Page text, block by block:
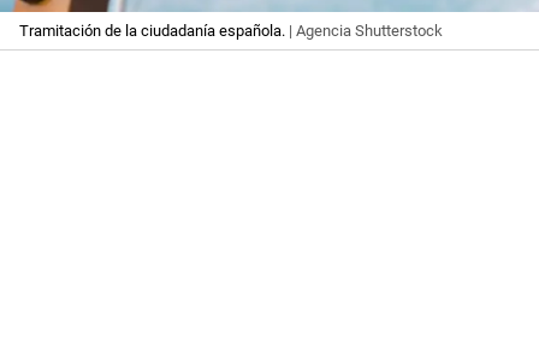
Tramitación de la ciudadanía española. | Agencia Shutterstock